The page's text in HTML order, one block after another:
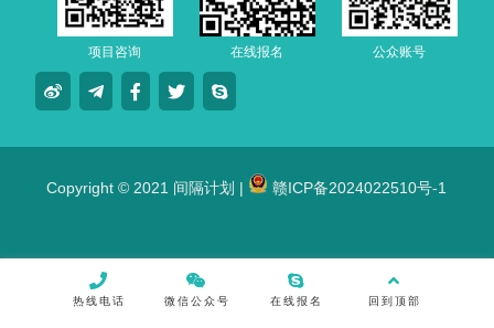
项目咨询 在线报名 公众账号
Copyright © 2021 间隔计划 | 赣ICP备2024022510号-1
热线电话 微信公众号 在线报名 回到顶部